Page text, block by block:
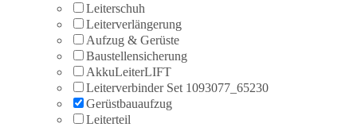
Leiterschuh
Leiterverlängerung
Aufzug & Gerüste
Baustellensicherung
AkkuLeiterLIFT
Leiterverbinder Set 1093077_65230
Gerüstbauaufzug
Leiterteil